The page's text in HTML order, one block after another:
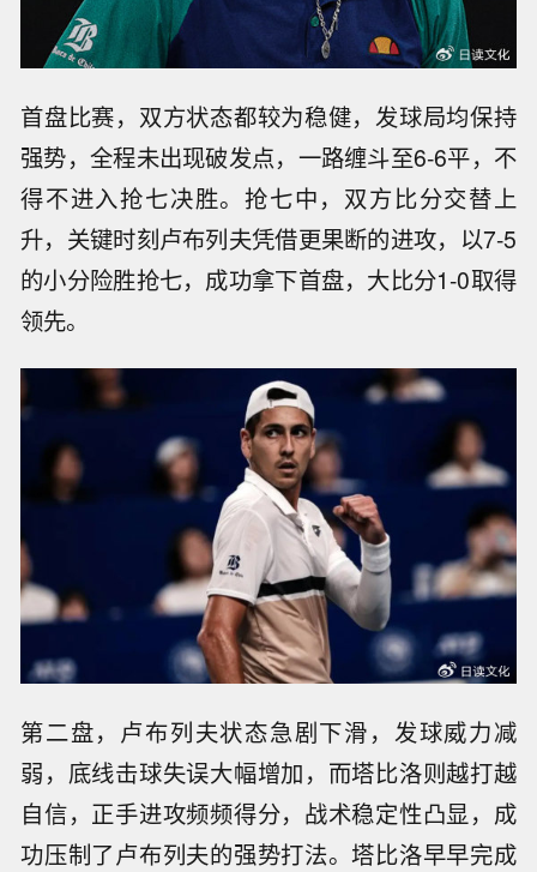
首盘比赛，双方状态都较为稳健，发球局均保持
强势，全程未出现破发点，一路缠斗至6-6平，不
得不进入抢七决胜。抢七中，双方比分交替上
升，关键时刻卢布列夫凭借更果断的进攻，以7-5
的小分险胜抢七，成功拿下首盘，大比分1-0取得
领先。
第二盘，卢布列夫状态急剧下滑，发球威力减
弱，底线击球失误大幅增加，而塔比洛则越打越
自信，正手进攻频频得分，战术稳定性凸显，成
功压制了卢布列夫的强势打法。塔比洛早早完成